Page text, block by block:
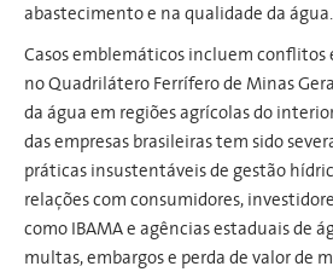
abastecimento e na qualidade da água.
Casos emblemáticos incluem conflitos
no Quadrilátero Ferrífero de Minas
da água em regiões agrícolas do
das empresas brasileiras tem sido
práticas insustentáveis de gestão
relações com consumidores,
como IBAMA e agências estaduais de
multas, embargos e perda de valor de